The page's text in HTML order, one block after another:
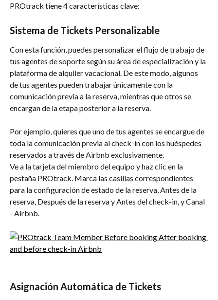
PROtrack tiene 4 características clave:
Sistema de Tickets Personalizable
Con esta función, puedes personalizar el flujo de trabajo de
tus agentes de soporte según su área de especialización y la
plataforma de alquiler vacacional. De este modo, algunos
de tus agentes pueden trabajar únicamente con la
comunicación previa a la reserva, mientras que otros se
encargan de la etapa posterior a la reserva.
Por ejemplo, quieres que uno de tus agentes se encargue de
toda la comunicación previa al check-in con los huéspedes
reservados a través de Airbnb exclusivamente.
Ve a la tarjeta del miembro del equipo y haz clic en la
pestaña PROtrack. Marca las casillas correspondientes
para la configuración de estado de la reserva, Antes de la
reserva, Después de la reserva y Antes del check-in, y Canal
- Airbnb.
Asignación Automática de Tickets